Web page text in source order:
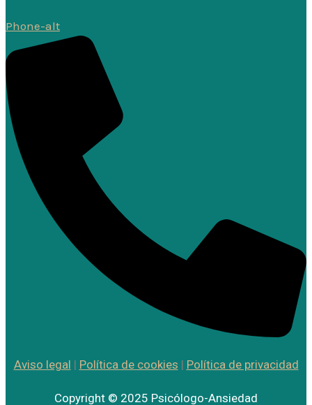
Phone-alt
Aviso legal | Política de cookies | Política de privacidad
Copyright © 2025 Psicólogo-Ansiedad